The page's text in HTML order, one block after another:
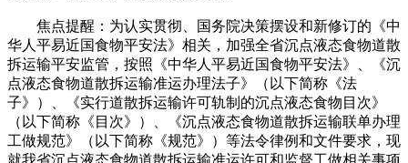
焦点提醒：为认实贯彻、国务院决策摆设和新修订的《中
华人平易近国食物平安法》相关，加强全省沉点液态食物道散
拆运输平安监管，按照《中华人平易近国食物平安法》、《沉
点液态食物道散拆运输准运办理法子》（以下简称《法
子》）、《实行道散拆运输许可轨制的沉点液态食物目次》
（以下简称《目次》）、《沉点液态食物道散拆运输联单办理
工做规范》（以下简称《规范》）等法令律例和文件要求，现
就我省沉点液态食物道散拆运输准运许可和监督工做相关事项